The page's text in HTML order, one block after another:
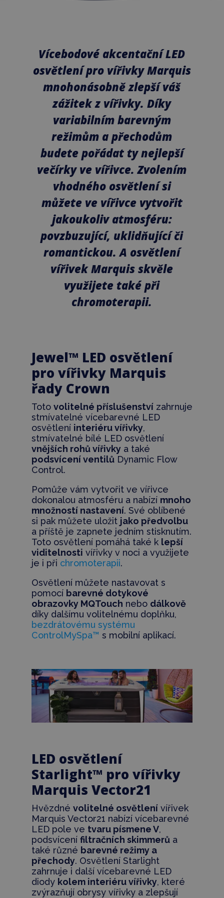
Vícebodové akcentační LED
osvětlení pro vířivky Marquis
mnohonásobně zlepší váš
zážitek z vířivky. Díky
variabilním barevným
režimům a přechodům
budete pořádat ty nejlepší
večírky ve vířivce. Zvolením
vhodného osvětlení si
můžete ve vířivce vytvořit
jakoukoliv atmosféru:
povzbuzující, uklidňující či
romantickou. A osvětlení
vířivek Marquis skvěle
využijete také při
chromoterapii.
Jewel™ LED osvětlení
pro vířivky Marquis
řady Crown
Toto volitelné příslušenstvízahrnuje
stmívatelné vícebarevné LED
osvětlení interiéru vířivky,
stmívatelné bílé LED osvětlení
vnějších rohů vířivkya také
podsvícení ventilůDynamic Flow
Control.
Pomůže vám vytvořit ve vířivce
dokonalou atmosféru a nabízí mnoho
množností nastavení. Své oblíbené
si pak můžete uložit jako předvolbu
a příště je zapnete jedním stisknutím.
Toto osvětlení pomáhá také k lepší
viditelnosti vířivky v noci a využijete
je i při chromoterapii.
Osvětlení můžete nastavovat s
pomocí barevné dotykové
obrazovky MQTouch nebo dálkově
díky dalšímu volitelnému doplňku,
bezdrátovému systému
ControlMySpa™ s mobilní aplikací.
LED osvětlení
Starlight™ pro vířivky
Marquis Vector21
Hvězdné volitelné osvětlenívířivek
Marquis Vector21 nabízí vícebarevné
LED pole ve tvaru písmene V,
podsvícení filtračních skimmerůa
také různé barevné režimy a
přechody. Osvětlení Starlight
zahrnuje i další vícebarevné LED
diody kolem interiéru vířivky, které
zvýrazňují obrysy vířivky a zlepšují